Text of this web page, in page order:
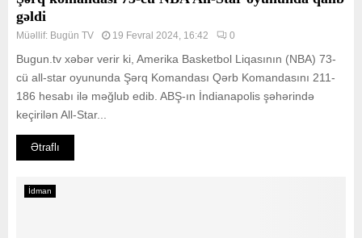
gəldi
Müəllif: Bugün TV 19 Fevral 2024, 16:42 0
Bugun.tv xəbər verir ki, Amerika Basketbol Liqasının (NBA) 73-
cü all-star oyununda Şərq Komandası Qərb Komandasını 211-
186 hesabı ilə məğlub edib. ABŞ-ın İndianapolis şəhərində
keçirilən All-Star...
Ətraflı
İdman